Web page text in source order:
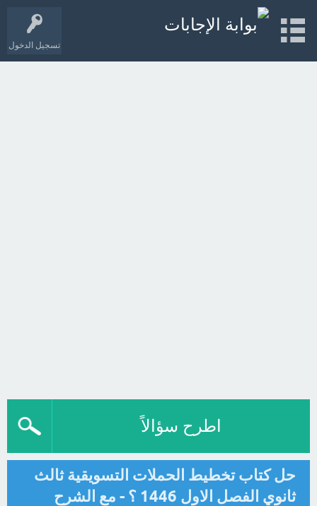
تسجيل الدخول
اطرح سؤالاً
حل كتاب تخطيط الحملات التسويقية ثالث
ثانوي الفصل الاول 1446 ؟ - مع الشرح